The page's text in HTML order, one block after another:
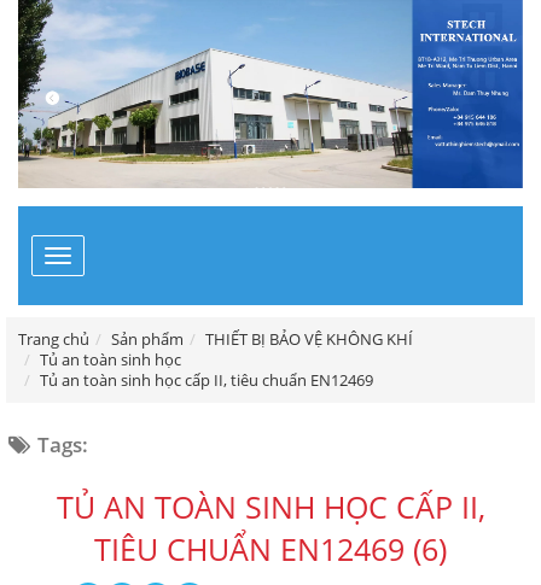
Toggle
navigation
Trang chủ Sản phẩm
THIẾT BỊ BẢO VỆ KHÔNG KHÍ
Tủ an toàn sinh học
Tủ an toàn sinh học cấp II, tiêu chuẩn EN12469
Tags:
TỦ AN TOÀN SINH HỌC CẤP II,
TIÊU CHUẨN EN12469 (6)